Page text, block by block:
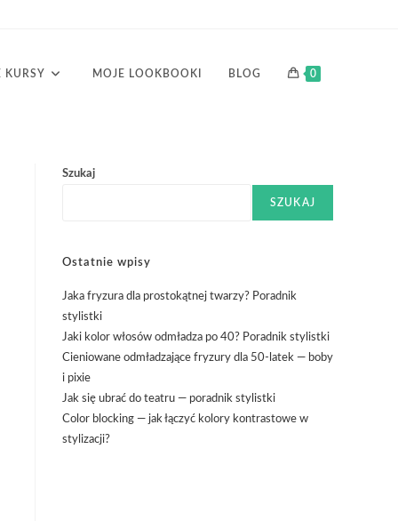
KURSY MOJE LOOKBOOKI BLOG 0
Szukaj
SZUKAJ
Ostatnie wpisy
Jaka fryzura dla prostokątnej twarzy? Poradnik
stylistki
Jaki kolor włosów odmładza po 40? Poradnik stylistki
Cieniowane odmładzające fryzury dla 50-latek — boby
i pixie
Jak się ubrać do teatru — poradnik stylistki
Color blocking — jak łączyć kolory kontrastowe w
stylizacji?